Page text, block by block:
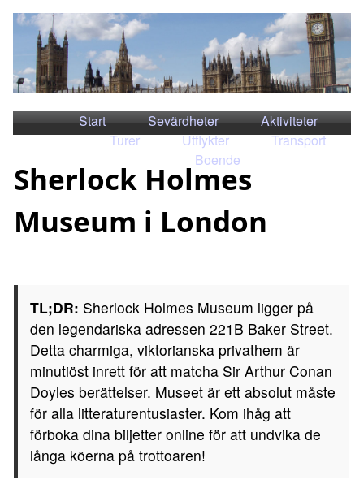
Start Sevärdheter
Aktiviteter
Turer
Utflykter
Transport
Boende
Sherlock Holmes
Museum i London
TL;DR: Sherlock Holmes Museum ligger på
den legendariska adressen 221B Baker Street.
Detta charmiga, viktorianska privathem är
minutiöst inrett för att matcha Sir Arthur Conan
Doyles berättelser. Museet är ett absolut måste
för alla litteraturentusiaster. Kom ihåg att
förboka dina biljetter online för att undvika de
långa köerna på trottoaren!